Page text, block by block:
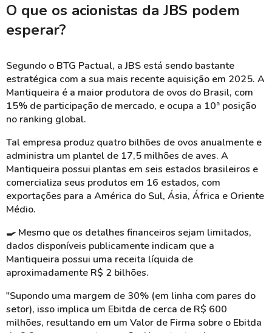
O que os acionistas da JBS podem
esperar?
Segundo o BTG Pactual, a JBS está sendo bastante
estratégica com a sua mais recente aquisição em 2025. A
Mantiqueira é a maior produtora de ovos do Brasil, com
15% de participação de mercado, e ocupa a 10ª posição
no ranking global.
Tal empresa produz quatro bilhões de ovos anualmente e
administra um plantel de 17,5 milhões de aves. A
Mantiqueira possui plantas em seis estados brasileiros e
comercializa seus produtos em 16 estados, com
exportações para a América do Sul, Ásia, África e Oriente
Médio.
🍳 Mesmo que os detalhes financeiros sejam limitados,
dados disponíveis publicamente indicam que a
Mantiqueira possui uma receita líquida de
aproximadamente R$ 2 bilhões.
"Supondo uma margem de 30% (em linha com pares do
setor), isso implica um Ebitda de cerca de R$ 600
milhões, resultando em um Valor de Firma sobre o Ebitda